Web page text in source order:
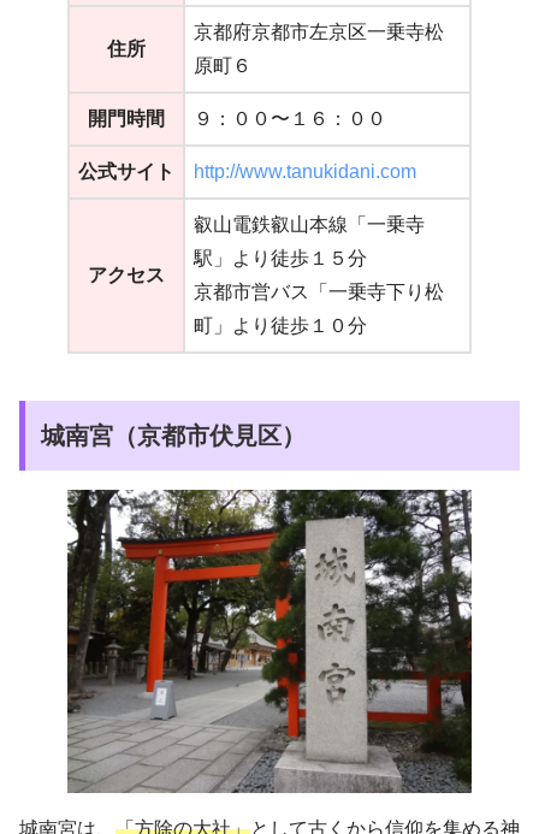
住所
京都府京都市左京区一乗寺松
原町６
開門時間 ９：００〜１６：００
公式サイト http://www.tanukidani.com
アクセス
叡山電鉄叡山本線「一乗寺
駅」より徒歩１５分
京都市営バス「一乗寺下り松
町」より徒歩１０分
城南宮（京都市伏見区）
城南宮は、 「方除の大社」として古くから信仰を集める神